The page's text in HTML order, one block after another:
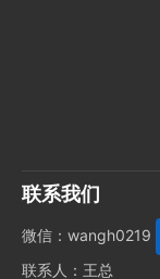
联系我们
微信： wangh0219
联系人：王总